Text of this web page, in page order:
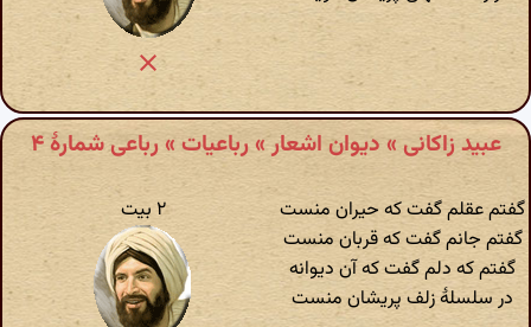
عبید زاکانی » دیوان اشعار » رباعیات » رباعی شمارهٔ ۴
گفتم عقلم گفت که حیران منست
گفتم جانم گفت که قربان منست
گفتم که دلم گفت که آن دیوانه
در سلسلهٔ زلف پریشان منست
۲ بیت